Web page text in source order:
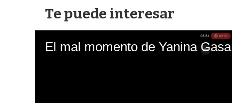
Te puede interesar